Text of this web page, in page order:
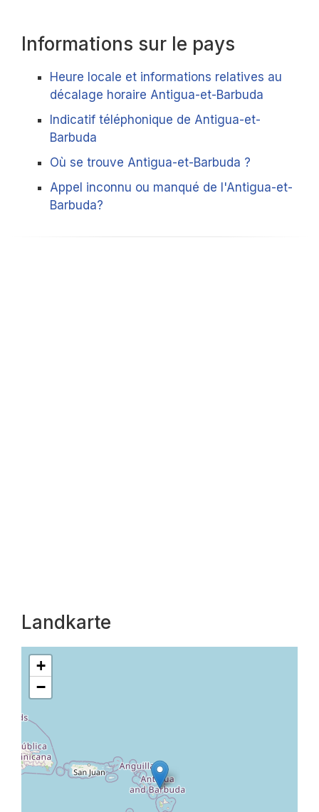
Informations sur le pays
Heure locale et informations relatives au
décalage horaire Antigua-et-Barbuda
Indicatif téléphonique de Antigua-et-
Barbuda
Où se trouve Antigua-et-Barbuda ?
Appel inconnu ou manqué de l'Antigua-et-
Barbuda?
Landkarte
+
−